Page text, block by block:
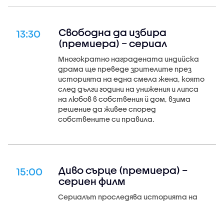
13:30
Свободна да избира
(премиера) – сериал
Многократно наградената индийска
драма ще преведе зрителите през
историята на една смела жена, която
след дълги години на унижения и липса
на любов в собствения й дом, взима
решение да живее според
собствените си правила.
15:00
Диво сърце (премиера) –
сериен филм
Сериалът проследява историята на